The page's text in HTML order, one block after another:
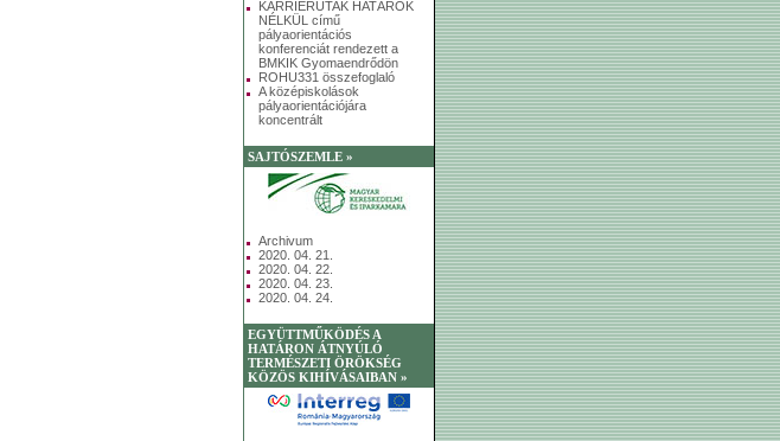
KARRIERUTAK HATÁROK
NÉLKÜL című
pályaorientációs
konferenciát rendezett a
BMKIK Gyomaendrődön
ROHU331 összefoglaló
A középiskolások
pályaorientációjára
koncentrált
SAJTÓSZEMLE »
Archivum
2020. 04. 21.
2020. 04. 22.
2020. 04. 23.
2020. 04. 24.
EGYÜTTMŰKÖDÉS A
HATÁRON ÁTNYÚLÓ
TERMÉSZETI ÖRÖKSÉG
KÖZÖS KIHÍVÁSAIBAN »